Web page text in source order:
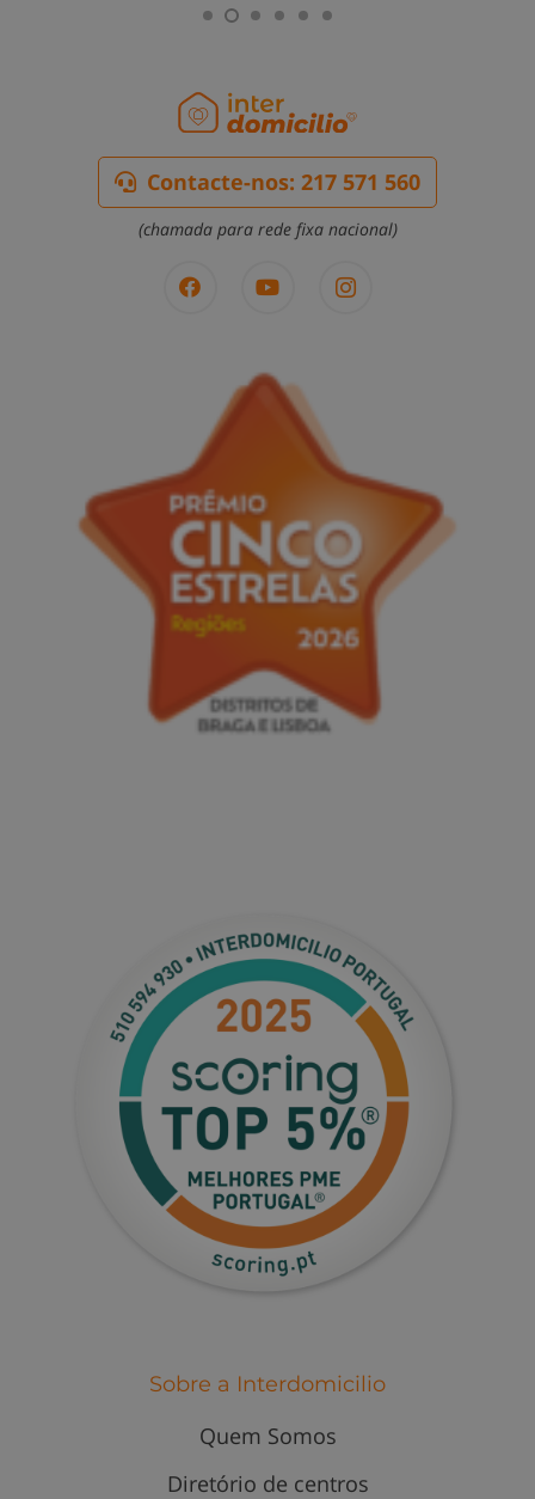
Contacte-nos: 217 571 560
(chamada para rede fixa nacional)
Sobre a Interdomicilio
Quem Somos
Diretório de centros